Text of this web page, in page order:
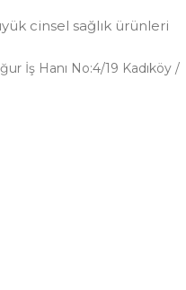
cinsel sağlık ürünleri
İş Hanı No:4/19 Kadıköy /